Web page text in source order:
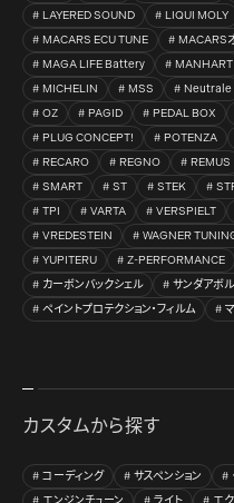
LAYERED SOUND LIQUI MOLY
MACARS ECU TUNE
MACARS
MAGA LIFE Battery
MANHART
MICHELIN
MSS Neutrale
OZ
PAGID PEDAL BOX
PLUG CONCEPT!
POTENZA
RECARO
REGNO REMUS
SMART
ST STEK
TPI
VARTA VERSPIELT
VREDESTEIN
WAGNER
YUPITERU
Z-PERFORMANCE
カーボンバックシェル
サンダアボ
ペイントプロテクション・フィルム
カスタムから探す
コーディング サスペンション